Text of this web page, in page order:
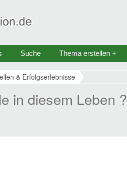
Suche Thema erstellen +
& Erfolgserlebnisse
in diesem Leben ?